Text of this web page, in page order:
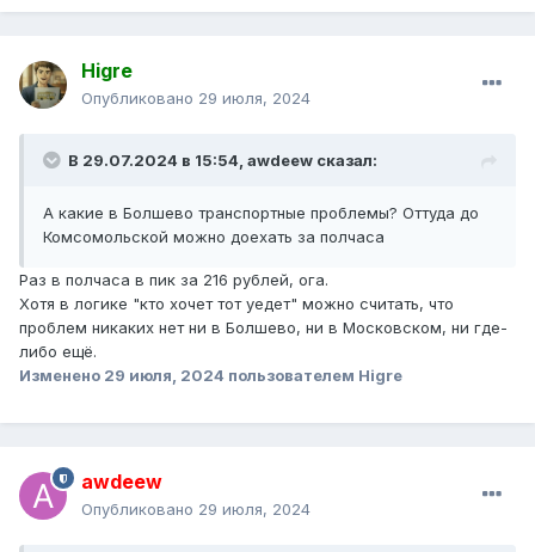
Higre
Опубликовано 29 июля, 2024
В 29.07.2024 в 15:54, awdeew сказал:
А какие в Болшево транспортные проблемы? Оттуда до
Комсомольской можно доехать за полчаса
Раз в полчаса в пик за 216 рублей, ога.
Хотя в логике "кто хочет тот уедет" можно считать, что
проблем никаких нет ни в Болшево, ни в Московском, ни где-
либо ещё.
Изменено 29 июля, 2024 пользователем Higre
awdeew
Опубликовано 29 июля, 2024